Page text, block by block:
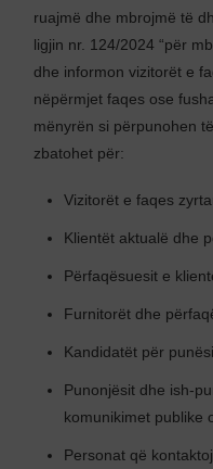
ruajmë dhe mbrojmë të
ligjin nr. 124/2024 “për
dhe informon vizitorët e
nëpërmjet faqes ose
mënyrën si përpunohen
zbatohet për:
Vizitorët e faqes
Klientët aktualë dhe
Përfaqësuesit e
Furnitorët dhe
Kandidatët për
Punonjësit dhe ish-
komunikimet publike
Personat që